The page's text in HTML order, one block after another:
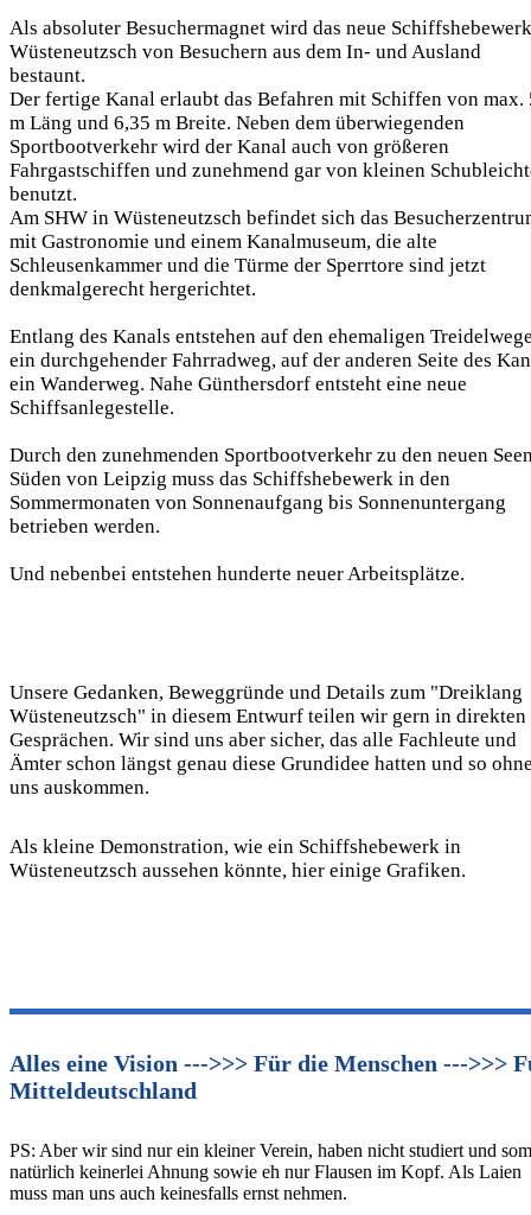
Als absoluter Besuchermagnet wird das neue Schiffshebewerk
Wüsteneutzsch von Besuchern aus dem In- und Ausland
bestaunt.
Der fertige Kanal erlaubt das Befahren mit Schiffen von max.
m Läng und 6,35 m Breite. Neben dem überwiegenden
Sportbootverkehr wird der Kanal auch von größeren
Fahrgastschiffen und zunehmend gar von kleinen
benutzt.
Am SHW in Wüsteneutzsch befindet sich das
mit Gastronomie und einem Kanalmuseum, die alte
Schleusenkammer und die Türme der Sperrtore sind jetzt
denkmalgerecht hergerichtet.
Entlang des Kanals entstehen auf den ehemaligen
ein durchgehender Fahrradweg, auf der anderen Seite des
ein Wanderweg. Nahe Günthersdorf entsteht eine neue
Schiffsanlegestelle.
Durch den zunehmenden Sportbootverkehr zu den neuen
Süden von Leipzig muss das Schiffshebewerk in den
Sommermonaten von Sonnenaufgang bis Sonnenuntergang
betrieben werden.
Und nebenbei entstehen hunderte neuer Arbeitsplätze.
Unsere Gedanken, Beweggründe und Details zum "Dreiklang
Wüsteneutzsch" in diesem Entwurf teilen wir gern in direkten
Gesprächen. Wir sind uns aber sicher, das alle Fachleute und
Ämter schon längst genau diese Grundidee hatten und so
uns auskommen.
Als kleine Demonstration, wie ein Schiffshebewerk in
Wüsteneutzsch aussehen könnte, hier einige Grafiken.
Alles eine Vision --->>> Für die Menschen --->>>
Mitteldeutschland
PS: Aber wir sind nur ein kleiner Verein, haben nicht studiert und
natürlich keinerlei Ahnung sowie eh nur Flausen im Kopf. Als Laien
muss man uns auch keinesfalls ernst nehmen.